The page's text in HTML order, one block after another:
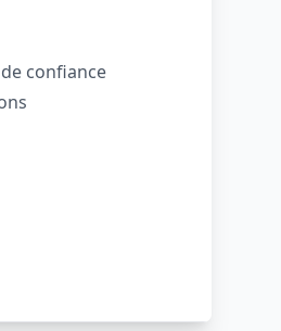
confiance